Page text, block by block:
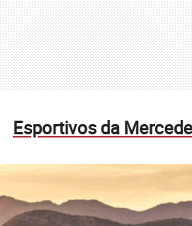
Esportivos da